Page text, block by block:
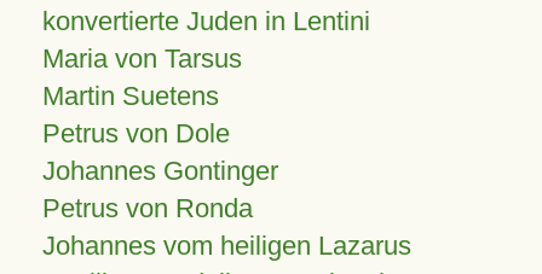
konvertierte Juden in Lentini
Maria von Tarsus
Martin Suetens
Petrus von Dole
Johannes Gontinger
Petrus von Ronda
Johannes vom heiligen Lazarus